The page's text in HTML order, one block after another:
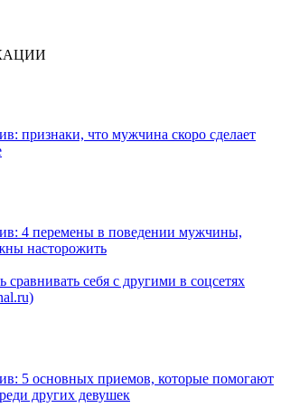
признаки, что мужчина скоро сделает
4 перемены в поведении мужчины,
насторожить
сравнивать себя с другими в соцсетях
5 основных приемов, которые помогают
других девушек